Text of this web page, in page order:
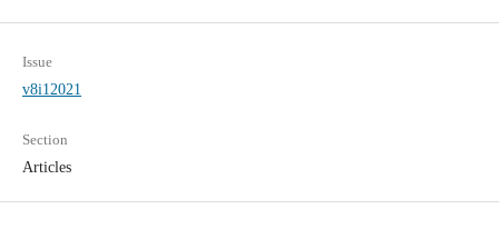
Issue
v8i12021
Section
Articles